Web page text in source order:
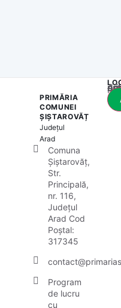
PRIMĂRIA
COMUNEI
ȘIȘTAROVĂȚ
Județul
Arad
Comuna
Șiștarovăț,
Str.
Principală,
nr. 116,
Județul
Arad Cod
Poștal:
317345
Program
de lucru
cu
Acest conținut este blocat până când acceptați categoria corespunzătoare de cookie-uri.